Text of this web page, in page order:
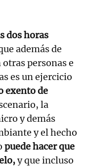
dos horas
además de
personas e
es un ejercicio
exento de
la
y demás
y el hecho
puede hacer que
y que incluso